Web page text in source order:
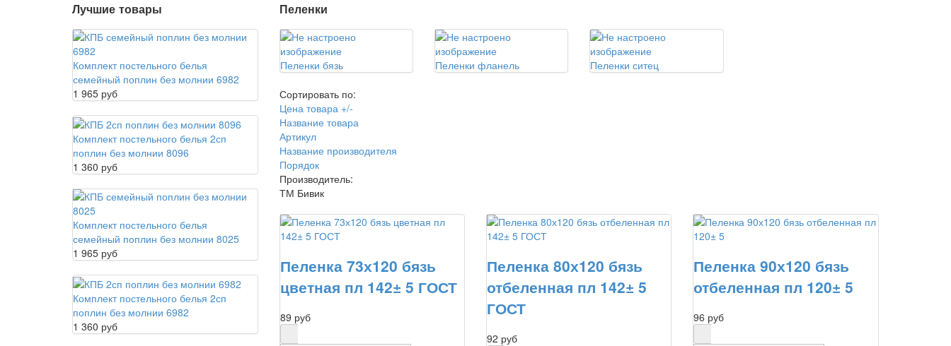
Пеленки
Пеленки бязь Пеленки фланель Пеленки ситец
Сортировать по:
Цена товара +/-
Название товара
Артикул
Название производителя
Порядок
Производитель:
ТМ Бивик
Пеленка 73х120 бязь
цветная пл 142± 5 ГОСТ
89 руб
Пеленка 80х120 бязь
отбеленная пл 142± 5
ГОСТ
92 руб
Пеленка 90х120 бязь
отбеленная пл 120± 5
96 руб
Лучшие товары
Комплект постельного белья
семейный поплин без молнии 6982
1 965 руб
Комплект постельного белья 2сп
поплин без молнии 8096
1 360 руб
Комплект постельного белья
семейный поплин без молнии 8025
1 965 руб
Комплект постельного белья 2сп
поплин без молнии 6982
1 360 руб